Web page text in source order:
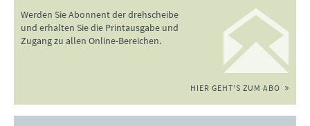
Werden Sie Abonnent der drehscheibe
und erhalten Sie die Printausgabe und
Zugang zu allen Online-Bereichen.
HIER GEHT'S ZUM ABO